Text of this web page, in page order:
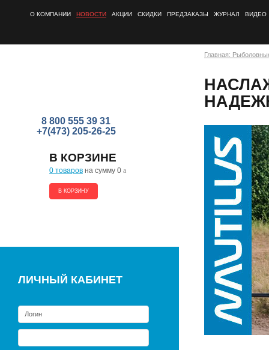
О КОМПАНИИ НОВОСТИ АКЦИИ СКИДКИ ПРЕДЗАКАЗЫ ЖУРНАЛ ВИДЕО
8 800 555 39 31
+7(473) 205-26-25
В КОРЗИНЕ
0 товаров на сумму 0 a
В КОРЗИНУ
ЛИЧНЫЙ КАБИНЕТ
Главная: